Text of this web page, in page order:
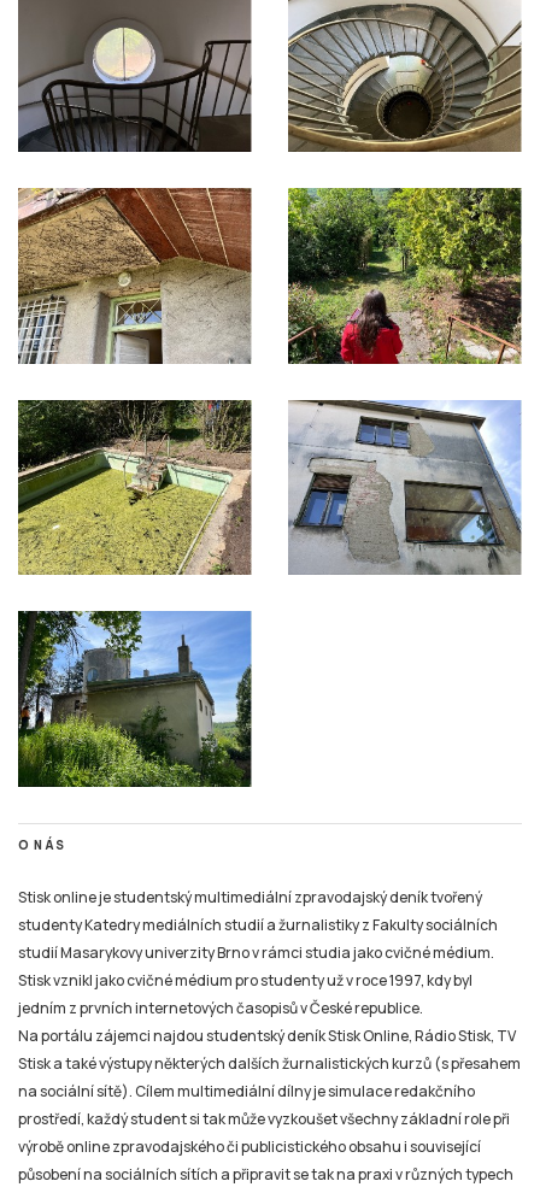
O NÁS
Stisk online je studentský multimediální zpravodajský deník tvořený
studenty Katedry mediálních studií a žurnalistiky z Fakulty sociálních
studií Masarykovy univerzity Brno v rámci studia jako cvičné médium.
Stisk vznikl jako cvičné médium pro studenty už v roce 1997, kdy byl
jedním z prvních internetových časopisů v České republice.
Na portálu zájemci najdou studentský deník Stisk Online, Rádio Stisk, TV
Stisk a také výstupy některých dalších žurnalistických kurzů (s přesahem
na sociální sítě). Cílem multimediální dílny je simulace redakčního
prostředí, každý student si tak může vyzkoušet všechny základní role při
výrobě online zpravodajského či publicistického obsahu i související
působení na sociálních sítích a připravit se tak na praxi v různých typech